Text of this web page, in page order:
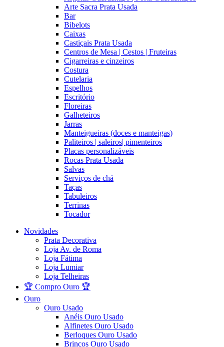
Arte Sacra Prata Usada
Bar
Bibelots
Caixas
Castiçais Prata Usada
Centros de Mesa | Cestos | Fruteiras
Cigarreiras e cinzeiros
Costura
Cutelaria
Espelhos
Escritório
Floreiras
Galheteiros
Jarras
Manteigueiras (doces e manteigas)
Paliteiros | saleiros| pimenteiros
Placas personalizáveis
Rocas Prata Usada
Salvas
Serviços de chá
Taças
Tabuleiros
Terrinas
Tocador
Novidades
Prata Decorativa
Loja Av. de Roma
Loja Fátima
Loja Lumiar
Loja Telheiras
🏆 Compro Ouro 🏆
Ouro
Ouro Usado
Anéis Ouro Usado
Alfinetes Ouro Usado
Berloques Ouro Usado
Brincos Ouro Usado